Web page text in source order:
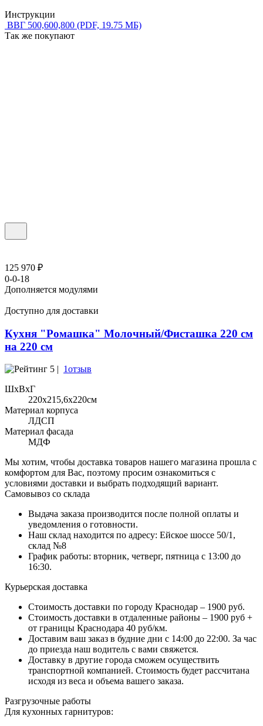
Инструкции
ВВГ 500,600,800 (PDF, 19.75 МБ)
Так же покупают
125 970 ₽
0-0-18
Дополняется модулями
Доступно для доставки
Кухня "Ромашка" Молочный/Фисташка 220 см
на 220 см
5 | 1отзыв
ШхВхГ
220x215,6х220см
Материал корпуса
ЛДСП
Материал фасада
МДФ
Мы хотим, чтобы доставка товаров нашего магазина прошла с
комфортом для Вас, поэтому просим ознакомиться с
условиями доставки и выбрать подходящий вариант.
Самовывоз со склада
Выдача заказа производится после полной оплаты и
уведомления о готовности.
Наш склад находится по адресу: Ейское шоссе 50/1,
склад №8
График работы: вторник, четверг, пятница с 13:00 до
16:30.
Курьерская доставка
Стоимость доставки по городу Краснодар – 1900 руб.
Стоимость доставки в отдаленные районы – 1900 руб +
от границы Краснодара 40 руб/км.
Доставим ваш заказ в будние дни с 14:00 до 22:00. За час
до приезда наш водитель с вами свяжется.
Доставку в другие города сможем осуществить
транспортной компанией. Стоимость будет рассчитана
исходя из веса и объема вашего заказа.
Разгрузочные работы
Для кухонных гарнитуров: